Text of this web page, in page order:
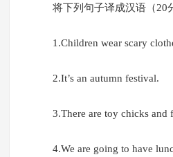
将下列句子译成汉语（20
1.Children wear scary
2.It’s an autumn festival.
3.There are toy chicks and
4.We are going to have